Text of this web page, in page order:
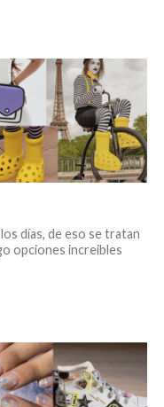
días, de eso se tratan
opciones increibles